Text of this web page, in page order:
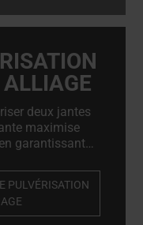
deux jantes
maximise
garantissant
entièrement
à l'évolution
pour
PULVÉRISATION